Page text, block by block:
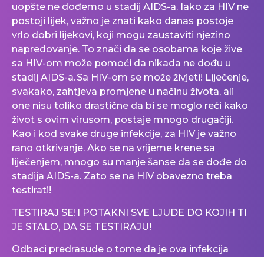
uopšte ne dođemo u stadij AIDS-a. Iako za HIV ne
postoji lijek, važno je znati kako danas postoje
vrlo dobri lijekovi, koji mogu zaustaviti njezino
napredovanje. To znači da se osobama koje žive
sa HIV-om može pomoći da nikada ne dođu u
stadij AIDS-a. Sa HIV-om se može živjeti! Liječenje,
svakako, zahtjeva promjene u načinu života, ali
one nisu toliko drastične da bi se moglo reći kako
život s ovim virusom, postaje mnogo drugačiji.
Kao i kod svake druge infekcije, za HIV je važno
rano otkrivanje. Ako se na vrijeme krene sa
liječenjem, mnogo su manje šanse da se dođe do
stadija AIDS-a. Zato se na HIV obavezno treba
testirati!
TESTIRAJ SE! I POTAKNI SVE LJUDE DO KOJIH TI
JE STALO, DA SE TESTIRAJU!
Odbaci predrasude o tome da je ova infekcija